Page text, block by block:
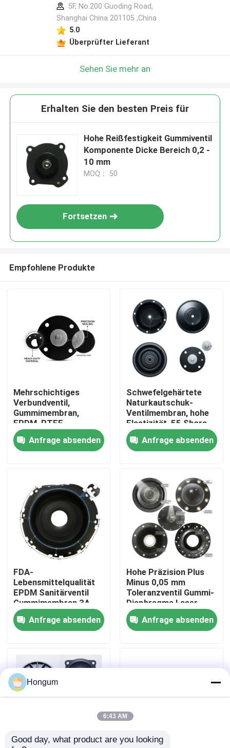
Zu Hause
Produkte
Über uns
Werksbesichtigung
Qualitätskontrolle
Neuigkeiten
Bitte um ein Angebot
Gummimembrandichtungen
Ventil-Gummimembran
5F, No.200 Guoding Road,
Shanghai China 201105 ,China
5.0
Überprüfter Lieferant
Sehen Sie mehr an
Erhalten Sie den besten Preis für
Hohe Reißfestigkeit Gummiventil
Komponente Dicke Bereich 0,2 -
10 mm
MOQ： 50
Fortsetzen
Empfohlene Produkte
Mehrschichtiges
Verbundventil,
Gummimembran,
EPDM, PTFE,
laminierte chemische
Barriere, doppelte
Härte
Anfrage absenden
Schwefelgehärtete
Naturkautschuk-
Ventilmembran, hohe
Elastizität, 55 Shore
A, pneumatischer
Antrieb OEM
Anfrage absenden
FDA-
Lebensmittelqualität
EPDM Sanitärventil
Gummimembran 3A
Milchprodukte CIP SIP
Clean Steam
kompatibel
Anfrage absenden
Hohe Präzision Plus
Minus 0,05 mm
Toleranzventil Gummi-
Diaphragma Laser
gemessen Injektion
geformtAnfrage absenden
Hongum
6:43 AM
Good day, what product are you looking